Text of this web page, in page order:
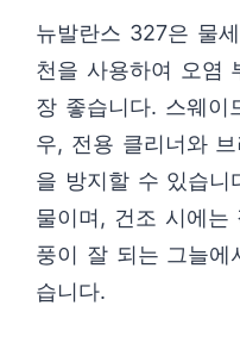
뉴발란스 327은 물
천을 사용하여 오염
장 좋습니다. 스웨이
우, 전용 클리너와
을 방지할 수 있습
물이며, 건조 시에는
풍이 잘 되는 그늘
습니다.